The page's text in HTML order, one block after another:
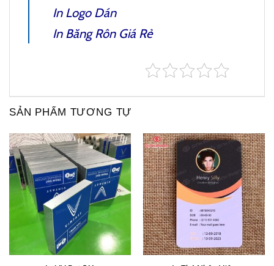
In Logo Dán
In Băng RônGiá Rẻ
SẢN PHẨM TƯƠNG TỰ